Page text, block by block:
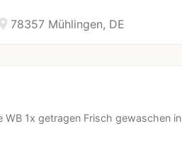
location_on 78357 Mühlingen, DE
WB 1x getragen Frisch gewaschen in